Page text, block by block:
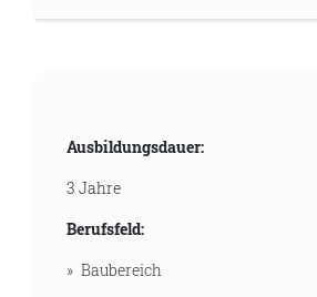
Ausbildungsdauer:
3 Jahre
Berufsfeld:
Baubereich